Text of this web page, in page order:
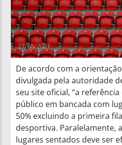
27/08/2021
De acordo com a
divulgada pela autoridade
seu site oficial, “a
público em bancada com
50% excluindo a primeira
desportiva. Paralelamente,
lugares sentados deve ser